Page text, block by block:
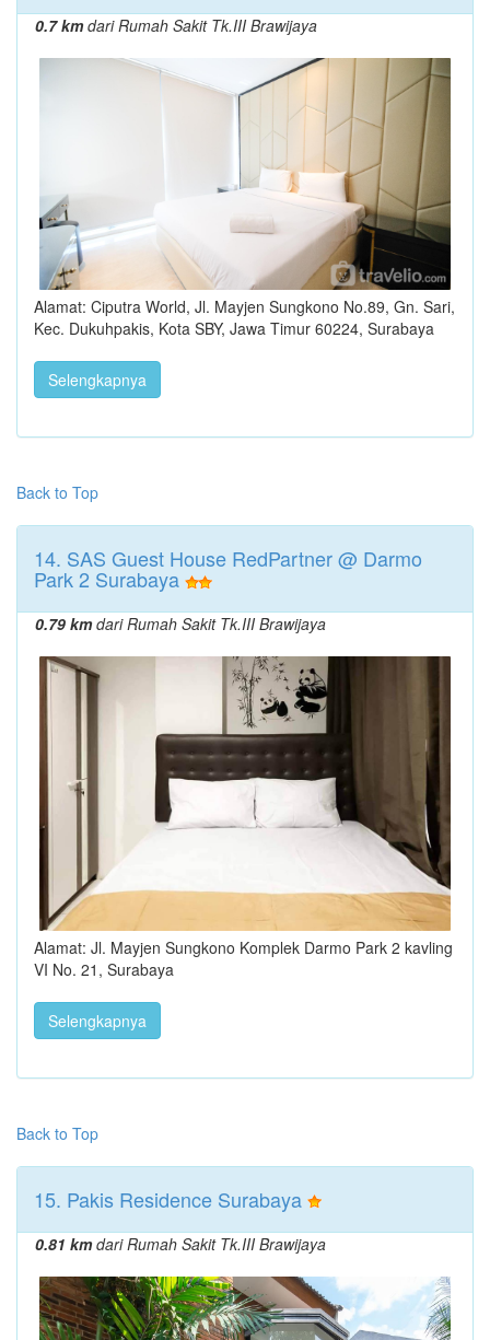
0.7 kmdari Rumah Sakit Tk.III Brawijaya
Alamat: Ciputra World, Jl. Mayjen Sungkono No.89, Gn. Sari,
Kec. Dukuhpakis, Kota SBY, Jawa Timur 60224, Surabaya
Selengkapnya
Back to Top
14. SAS Guest House RedPartner @ Darmo
Park 2 Surabaya
0.79 kmdari Rumah Sakit Tk.III Brawijaya
Alamat: Jl. Mayjen Sungkono Komplek Darmo Park 2 kavling
VI No. 21, Surabaya
Selengkapnya
Back to Top
15. Pakis Residence Surabaya
0.81 kmdari Rumah Sakit Tk.III Brawijaya